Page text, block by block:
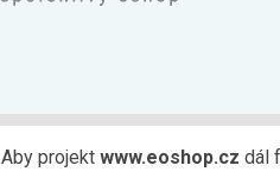
Aby projektwww.eoshop.cz dál